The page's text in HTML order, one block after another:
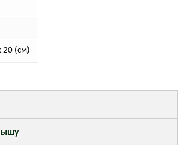
20 (см)